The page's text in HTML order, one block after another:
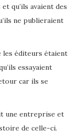
qu’ils avaient des
ne publieraient
les éditeurs étaient
essayaient
car ils se
une entreprise et
de celle-ci.